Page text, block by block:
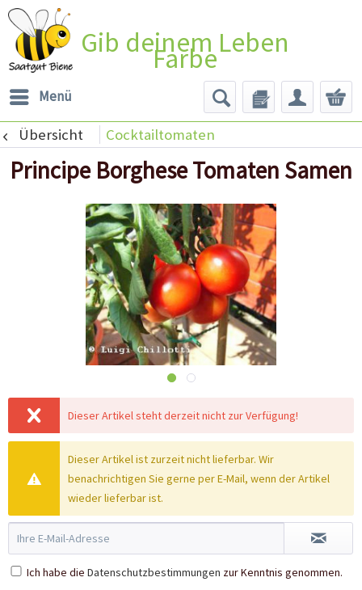
Gib deinem Leben
Farbe
Menü
Übersicht Cocktailtomaten
Principe Borghese Tomaten Samen
Dieser Artikel steht derzeit nicht zur Verfügung!
Dieser Artikel ist zurzeit nicht lieferbar. Wir
benachrichtigen Sie gerne per E-Mail, wenn der Artikel
wieder lieferbar ist.
Ich habe die Datenschutzbestimmungen zur Kenntnis genommen.